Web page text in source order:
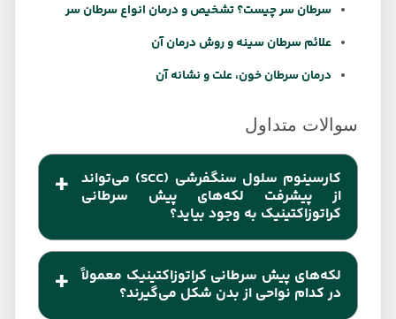
سرطان سر چیست؟ تشخیص و درمان انواع سرطان سر
علائم سرطان سینه و روش درمان آن
درمان سرطان خون، علت و نشانه آن
کارسینوم سلول سنگفرشی (SCC) می‌تواند
از پیشرفت لکه‌های پیش سرطانی
کراتوزاکتینیک به وجود بیاید؟
برخی افراد ممکن است بر روی پوست خود دارای
لکه‌های خشک و پوسته‌ پوسته‌ای به نام کراتوزاکتینیک
لکه‌های پیش سرطانی کراتوزاکتینیک معمولاً
در کدام نواحی از بدن شکل می‌گیرند؟